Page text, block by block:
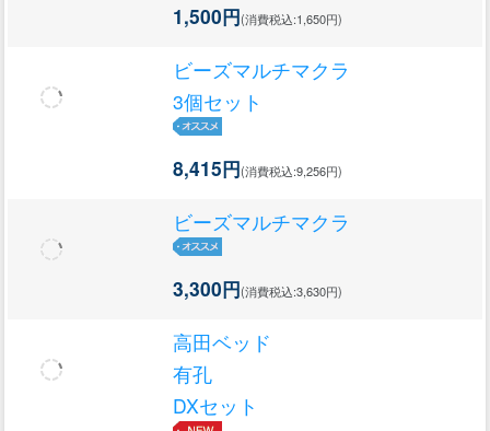
1,500円(消費税込:1,650円)
ビーズマルチマクラ
3個セット
8,415円(消費税込:9,256円)
ビーズマルチマクラ
3,300円(消費税込:3,630円)
高田ベッド
有孔
DXセット